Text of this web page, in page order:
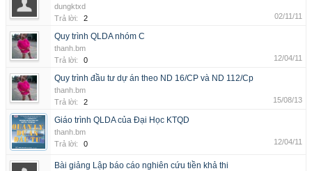
dungktxd
Trả lời:
2 02/11/11
Quy trình QLDA nhóm C
thanh.bm
Trả lời:
0 12/04/11
Quy trình đầu tư dự án theo ND 16/CP và ND 112/Cp
thanh.bm
Trả lời:
2 15/08/13
Giáo trình QLDA của Đại Học KTQD
thanh.bm
Trả lời:
0 12/04/11
Bài giảng Lập báo cáo nghiên cứu tiền khả thi